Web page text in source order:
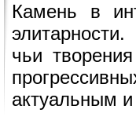
Камень в
чьи
актуальным